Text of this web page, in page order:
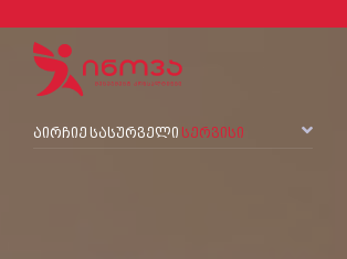
აირჩიე სასურველი სერვისი